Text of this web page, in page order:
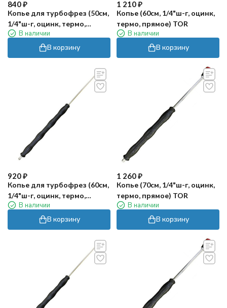
840₽
Копье для турбофрез (50см,
1/4"ш-г, оцинк, термо,
прямое) TOR
В наличии
В корзину
1 210₽
Копье (60см, 1/4"ш-г, оцинк,
термо, прямое) TOR
В наличии
В корзину
920₽
Копье для турбофрез (60см,
1/4"ш-г, оцинк, термо,
прямое) TOR
В наличии
В корзину
1 260₽
Копье (70см, 1/4"ш-г, оцинк,
термо, прямое) TOR
В наличии
В корзину